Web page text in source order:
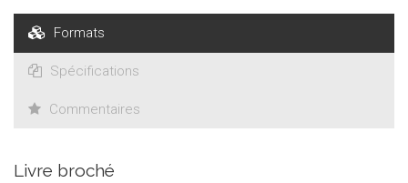
Formats
Spécifications
Commentaires
Livre broché